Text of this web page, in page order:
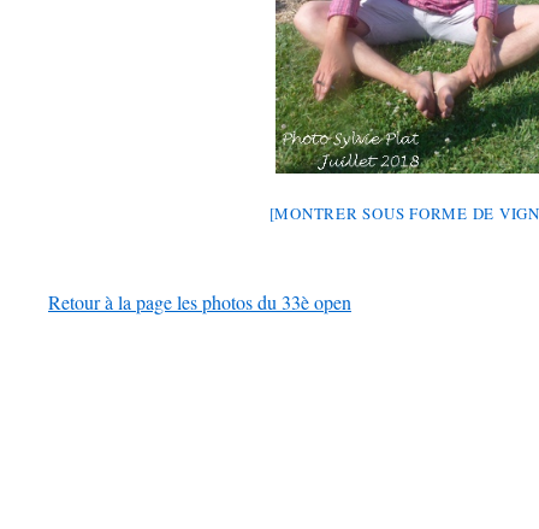
[MONTRER SOUS FORME DE
Retour à la page les photos du 33è open